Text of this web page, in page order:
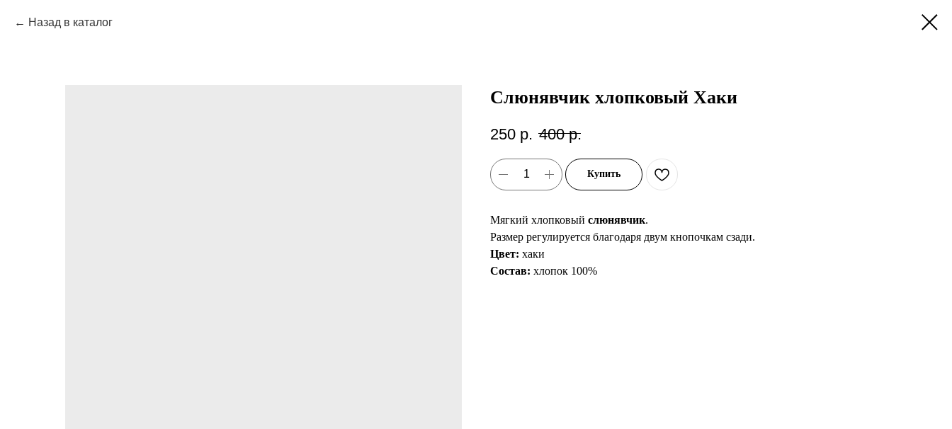
Назад в каталог
Слюнявчик хлопковый Хаки
250 р. 400 р.
Купить
Мягкий хлопковый слюнявчик.
Размер регулируется благодаря двум кнопочкам сзади.
Цвет: хаки
Состав: хлопок 100%